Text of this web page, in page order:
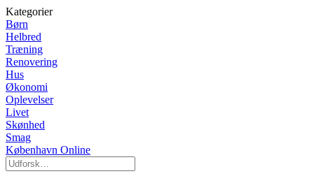
Kategorier
Børn
Helbred
Træning
Renovering
Hus
Økonomi
Oplevelser
Livet
Skønhed
Smag
København Online